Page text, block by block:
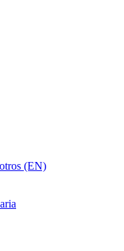
(EN)